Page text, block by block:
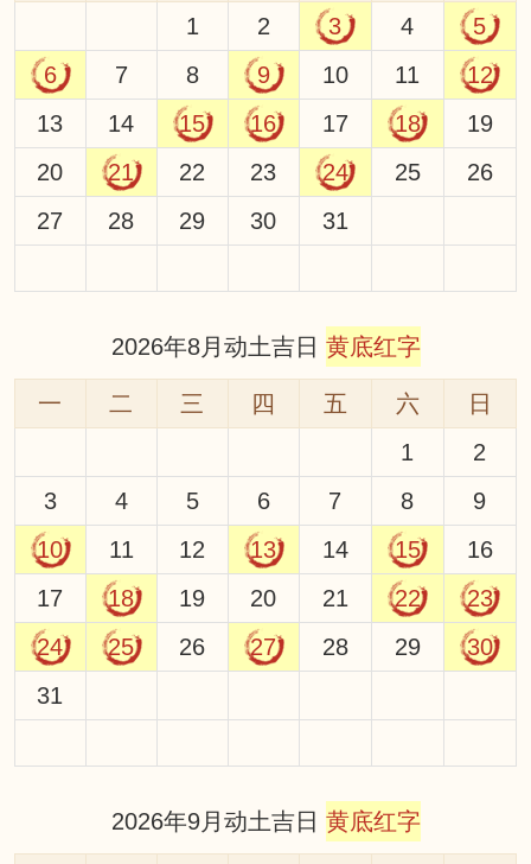
1
2 3 4
5
6
7 8 9 10 11
12
13
14 15 16 17 18
19
20
21 22 23 24 25
26
27
28 29 30 31
2026年8月动土吉日 黄底红字
一 二 三 四 五 六
日
1
2
3
4 5 6 7 8
9
10
11 12 13 14 15
16
17
18 19 20 21 22
23
24
25 26 27 28 29
30
31
2026年9月动土吉日 黄底红字